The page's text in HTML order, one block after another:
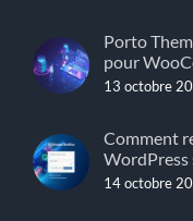
Porto
pour
13 octobre
Comment
14 octobre